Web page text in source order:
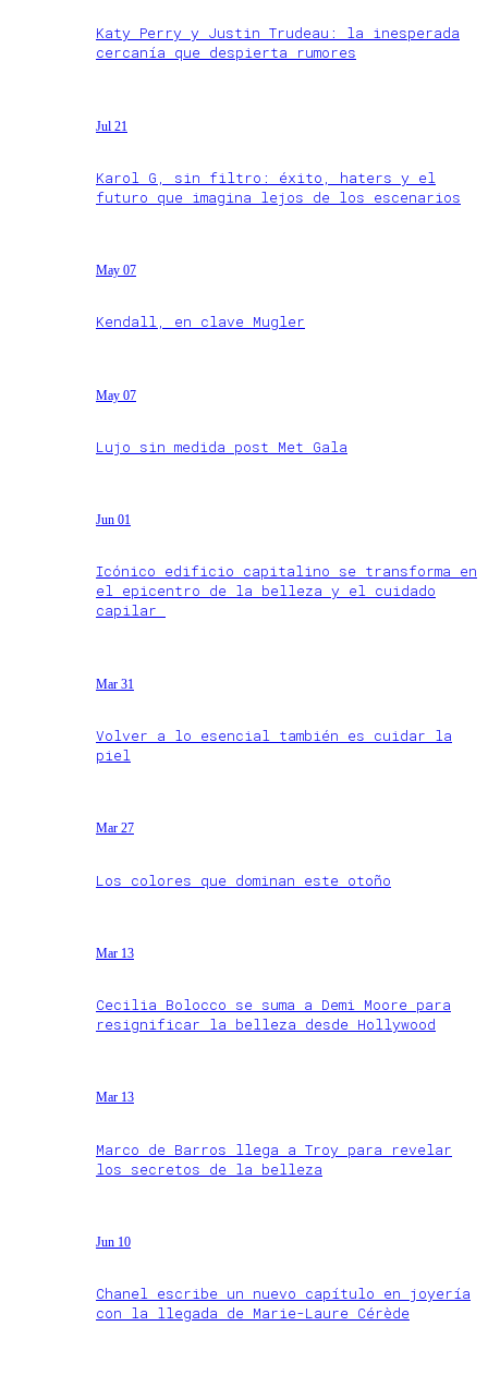
Katy Perry y Justin Trudeau: la inesperada
cercanía que despierta rumores
Jul 21
Karol G, sin filtro: éxito, haters y el
futuro que imagina lejos de los escenarios
May 07
Kendall, en clave Mugler
May 07
Lujo sin medida post Met Gala
Jun 01
Icónico edificio capitalino se transforma en
el epicentro de la belleza y el cuidado
capilar
Mar 31
Volver a lo esencial también es cuidar la
piel
Mar 27
Los colores que dominan este otoño
Mar 13
Cecilia Bolocco se suma a Demi Moore para
resignificar la belleza desde Hollywood
Mar 13
Marco de Barros llega a Troy para revelar
los secretos de la belleza
Jun 10
Chanel escribe un nuevo capítulo en joyería
con la llegada de Marie-Laure Cérède